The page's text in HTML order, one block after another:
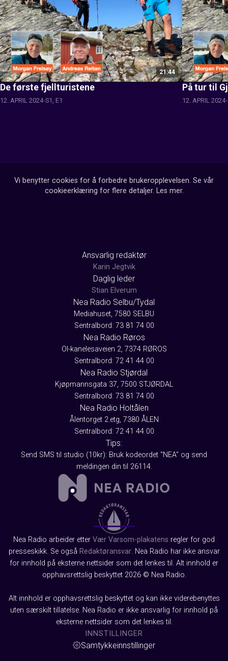
21:44
De første fjellturistene
12. APRIL 2024 S1, E1
På tur til
12. APRIL 2024
Vi benytter cookies for å forbedre brukeropplevelsen. Se vår
cookieerklæring for flere detaljer. Les mer.
Ansvarlig redaktør
Karin Jegtvik
Daglig leder
Stian Elverum
Nea Radio Selbu/Tydal
Mediahuset, 7580 SELBU
Sentralbord: 73 81 74 00
Nea Radio Røros
Ol-kanelesaveien 2, 7374 RØROS
Sentralbord: 72 41 44 00
Nea Radio Stjørdal
Kjøpmannsgata 37, 7500 STJØRDAL
Sentralbord: 73 81 74 00
Nea Radio Holtålen
Ålentorget 2.etg, 7380 ÅLEN
Sentralbord: 72 41 44 00
Tips:
Send SMS til studio (10kr): Bruk kodeordet "NEA" og send
meldingen din til 26114.
Nea Radio arbeider etter Vær Varsom-plakatens regler for god
presseskikk. Se også Redaktøransvar. Nea Radio har ikke ansvar
for innhold på eksterne nettsider som det lenkes til. Alt innhold er
opphavsrettslig beskyttet 2026 © Nea Radio.
Alt innhold er opphavsrettslig beskyttet og kan ikke viderebenyttes
uten særskilt tillatelse. Nea Radio er ikke ansvarlig for innhold på
eksterne nettsider som det lenkes til.
INNSTILLINGER
Samtykkeinnstillinger